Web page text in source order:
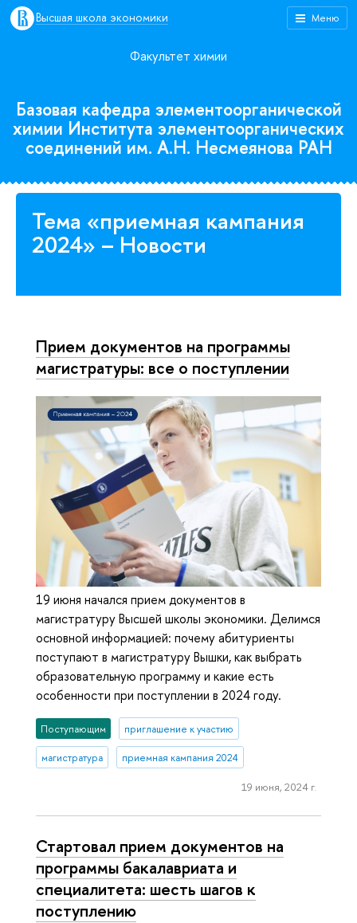
Меню
Высшая школа экономики
Факультет химии
Базовая кафедра элементоорганической
химии Института элементоорганических
соединений им. А.Н. Несмеянова РАН
Тема «приемная кампания
2024» – Новости
Прием документов на программы
магистратуры: все о поступлении
19 июня начался прием документов в
магистратуру Высшей школы экономики. Делимся
основной информацией: почему абитуриенты
поступают в магистратуру Вышки, как выбрать
образовательную программу и какие есть
особенности при поступлении в 2024 году.
Поступающим приглашение к участию
магистратура приемная кампания 2024
19 июня, 2024 г.
Стартовал прием документов на
программы бакалавриата и
специалитета: шесть шагов к
поступлению